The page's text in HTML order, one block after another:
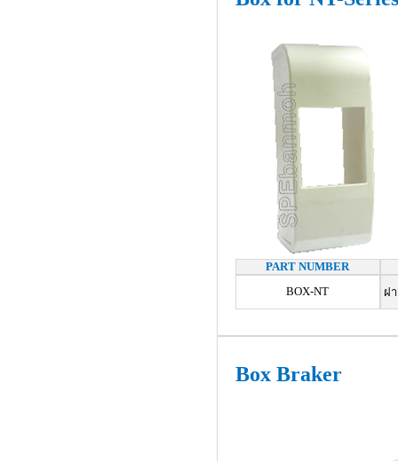
PART NUMBER
BOX-NT
ฝ
Box Braker